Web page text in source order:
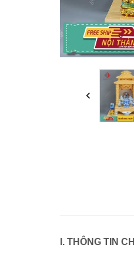
I. THÔNG TIN